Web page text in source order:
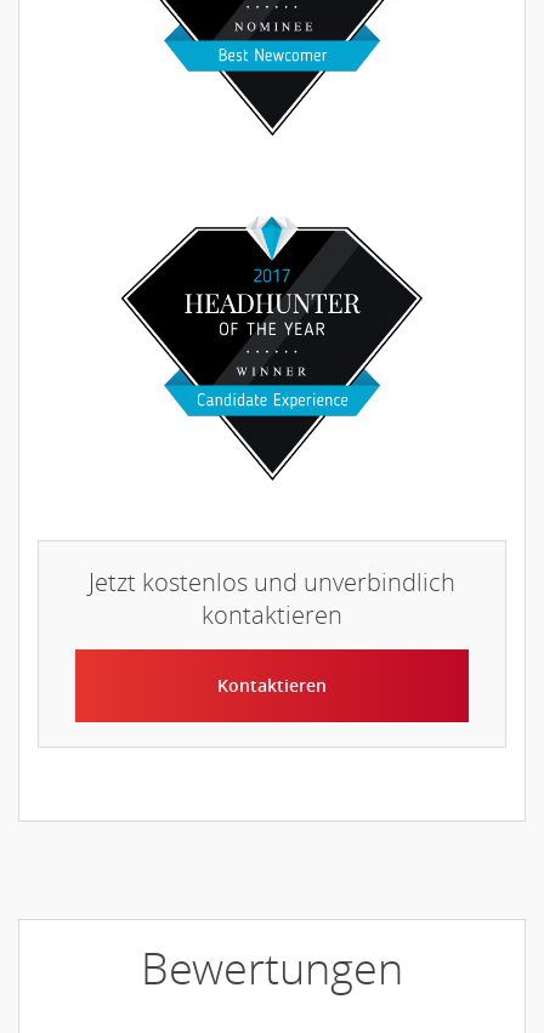
Jetzt kostenlos und unverbindlich
kontaktieren
Kontaktieren
Bewertungen